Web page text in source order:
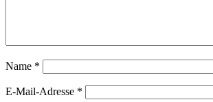
Name *
E-Mail-Adresse *